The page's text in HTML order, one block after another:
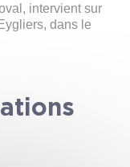
intervient sur
dans le